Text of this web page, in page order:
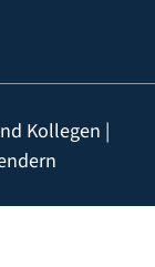
Kollegen |